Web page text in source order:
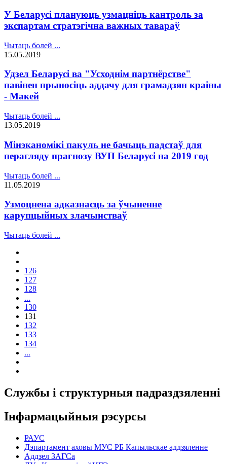
У Беларусі плануюць узмацніць кантроль за
экспартам стратэгічна важных тавараў
Чытаць болей ...
15.05.2019
Удзел Беларусі ва "Усходнім партнёрстве"
павінен прыносіць аддачу для грамадзян краіны
- Макей
Чытаць болей ...
13.05.2019
Мінэканомікі пакуль не бачыць падстаў для
перагляду прагнозу ВУП Беларусі на 2019 год
Чытаць болей ...
11.05.2019
Узмоцнена адказнасць за ўчыненне
карупцыйных злачынстваў
Чытаць болей ...
126
127
128
...
130
131
132
133
134
...
Службы і структурныя падраздзяленні
Інфармацыйныя рэсурсы
РАУС
Дэпартамент аховы МУС РБ Капыльскае аддзяленне
Аддзел ЗАГСа